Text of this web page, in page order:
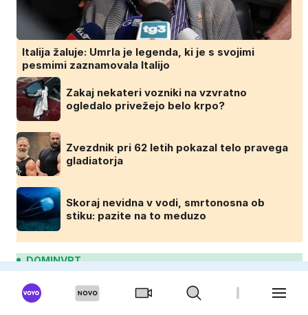
Italija žaluje: Umrla je legenda, ki je s svojimi
pesmimi zaznamovala Italijo
Zakaj nekateri vozniki na vzvratno
ogledalo privežejo belo krpo?
Zvezdnik pri 62 letih pokazal telo pravega
gladiatorja
Skoraj nevidna v vodi, smrtonosna ob
stiku: pazite na to meduzo
DOMINVRT